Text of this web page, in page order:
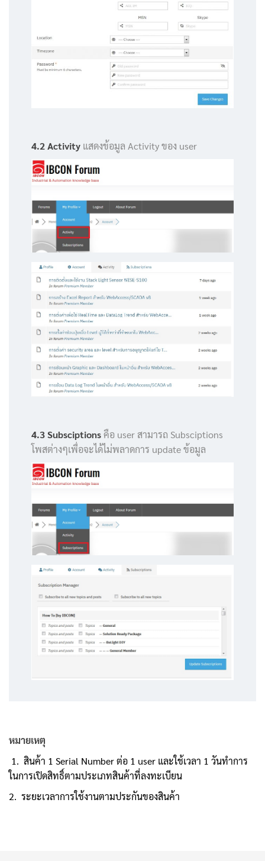
4.2 Activity แสดงข้อมูล Activity ของ user
4.3 Subsciptionsคือ user สามารถ Subsciptions
โพสต่างๆเพื่อจะได้ไม่พลาดการ update ข้อมูล
หมายเหตุ
1. สินค้า 1 Serial Number ต่อ 1 user และใช้เวลา 1 วันทำการ
ในการเปิดสิทธิ์ตามประเภทสินค้าที่ลงทะเบียน
2. ระยะเวลาการใช้งานตามประกันของสินค้า